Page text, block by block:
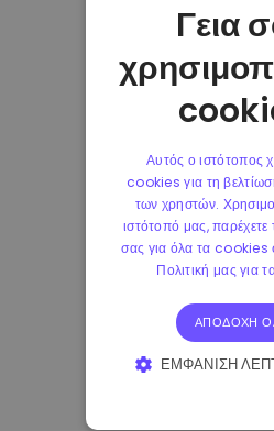
Γεια
Αυτός ο ιστότοπος
cookies για τη
των χρηστών.
ιστότοπό μας,
σας για όλα τα cookies
Πολιτική μας για
ΑΠΟΔΟΧΉ
ΕΜΦΆΝΙΣΗ